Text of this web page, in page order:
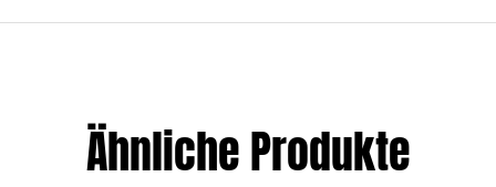
Ähnliche Produkte